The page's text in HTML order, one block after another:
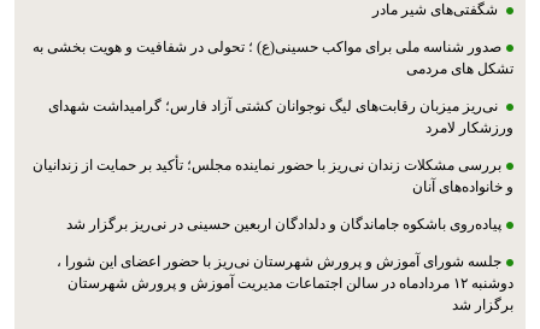
شگفتی‌های شیر مادر
صدور شناسه ملی برای مواکب حسینی(ع) ؛ تحولی در شفافیت و هویت بخشی به
تشکل های مردمی
نی‌ریز میزبان رقابت‌های لیگ نوجوانان کشتی آزاد فارس؛ گرامیداشت شهدای
ورزشکار لامرد
بررسی مشکلات زندان نی‌ریز با حضور نماینده مجلس؛ تأکید بر حمایت از زندانیان
و خانواده‌های آنان
پیاده‌روی باشکوه جاماندگان و دلدادگان اربعین حسینی در نی‌ریز برگزار شد
جلسه شورای آموزش و پرورش شهرستان نی‌ریز با حضور اعضای این شورا ،
دوشنبه ۱۲ مردادماه در سالن اجتماعات مدیریت آموزش و پرورش شهرستان
برگزار شد